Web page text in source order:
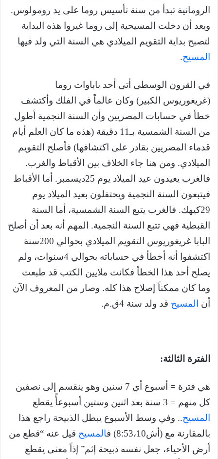
الرومانية تبدأ من سنة تأسيس روما على يد رومولوس.
وبعد أن دخلت المسيحية إلى روما غيروا هذه البداية
لتصبح بداية التقويم الميلادي هي السنة التي ولد فيها
المسيح.
في القرون الوسطى أتى أحد باباوات روما
(غريغوريوس الكبير) وكان عالماً في الفلك وأكتشف
خطأ في حسابات المصريين وأن السنة النجمية أطول
من السنة الشمسية بـ11 دقيقة (هذه ما كان العلم أيام
قدماء المصريين بقادر على اكتشافها) فأصلح التقويم
الميلادي. ومن هنا جاء الخلاف بين الأقباط والغرب.
فالغرب يعيدون عيد الميلاد يوم 25ديسمبر. أما الأقباط
فيتبعون السنة النجمية ويحتفلون بعيد الميلاد يوم
29كيهك. فالغرب يتبع السنة الشمسية، أما السنة
القبطية فهي تتبع السنة النجمية. المهم أنه بعد أن أصلح
البابا غريغوريوس التقويم الميلادي بحوالي 200سنة
اكتشفوا أنه أخطأ في حساباته بحوالي 4سنوات، ولم
يصلح أحد هذا الخطأ فكانت ملايين الكتب قد طبعت
وما كان ممكناً إصلاح هذا كله. وصار من المعروف الآن
أن
المسيح قد ولد سنة 4ق.م.
الفترة الثالثة:
هي فترة = أسبوع أي 7 سنين وهو ينقسم إلى نصفين
كل منهم = 3 سنة بعد اثنين وستين أسبوعأً يقطع
المسيح.. وفي وسط الأسبوع يبطل الذبيحة راجع هذا
بالمقارنة مع (أش8:53،10) ف
المسيح قيل عنه “قطع من
أرض الأحياء، جعل نفسه ذبيحة إثم” إذاً معنى يقطع